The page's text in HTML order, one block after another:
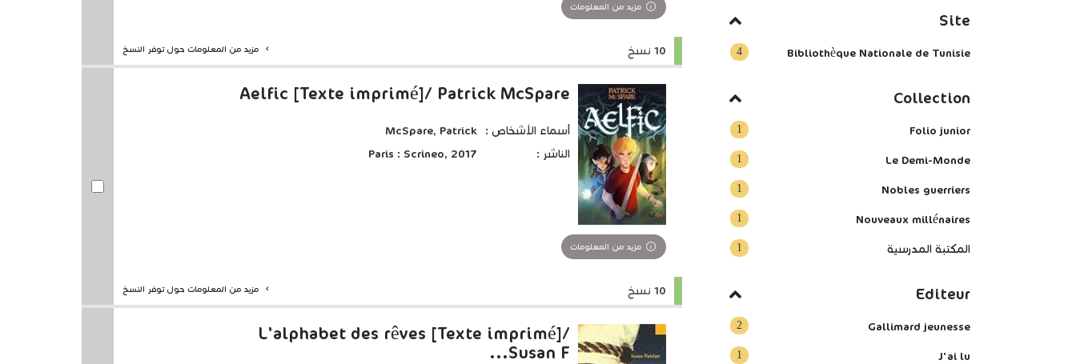
مزيد من المعلومات
10 نسخ مزيد من المعلومات حول توفر النسخ
Aelfic [Texte imprimé]/ Patrick McSpare
أسماء الأشخاص :
McSpare, Patrick
الناشر :
Paris : Scrineo, 2017
مزيد من المعلومات
10 نسخ مزيد من المعلومات حول توفر النسخ
L'alphabet des rêves [Texte imprimé]/
Susan F...
Site
4 Bibliothèque Nationale de Tunisie
Collection
1 Folio junior
1 Le Demi-Monde
1 Nobles guerriers
1 Nouveaux millénaires
1 المكتبة المدرسية
Editeur
2 Gallimard jeunesse
1 J'ai lu